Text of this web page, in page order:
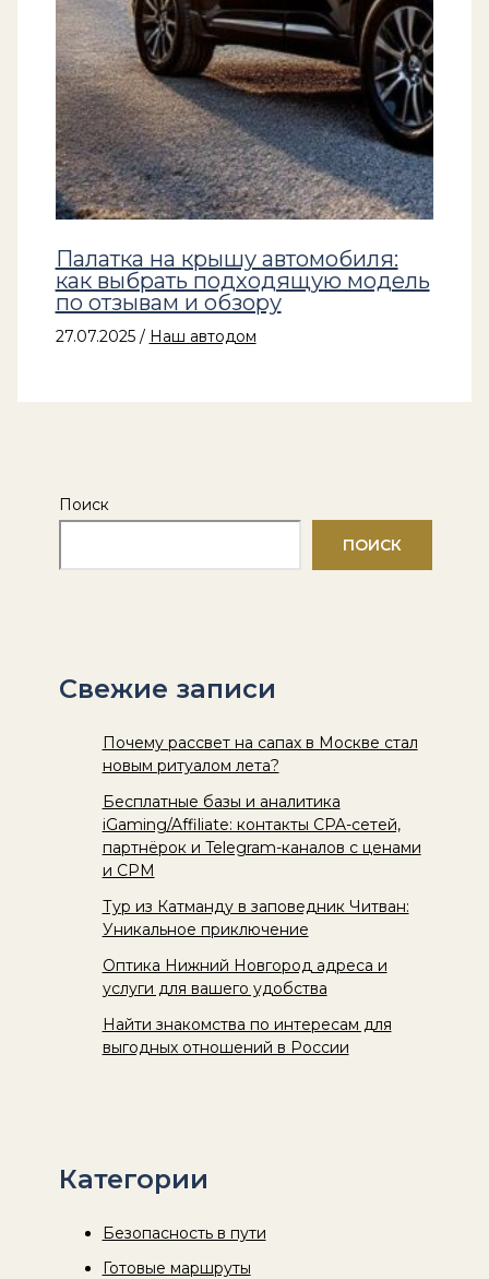
Палатка на крышу автомобиля:
как выбрать подходящую модель
по отзывам и обзору
27.07.2025 / Наш автодом
Поиск
ПОИСК
Свежие записи
Почему рассвет на сапах в Москве стал
новым ритуалом лета?
Бесплатные базы и аналитика
iGaming/Affiliate: контакты CPA-сетей,
партнёрок и Telegram-каналов с ценами
и CPM
Тур из Катманду в заповедник Читван:
Уникальное приключение
Оптика Нижний Новгород адреса и
услуги для вашего удобства
Найти знакомства по интересам для
выгодных отношений в России
Категории
Безопасность в пути
Готовые маршруты